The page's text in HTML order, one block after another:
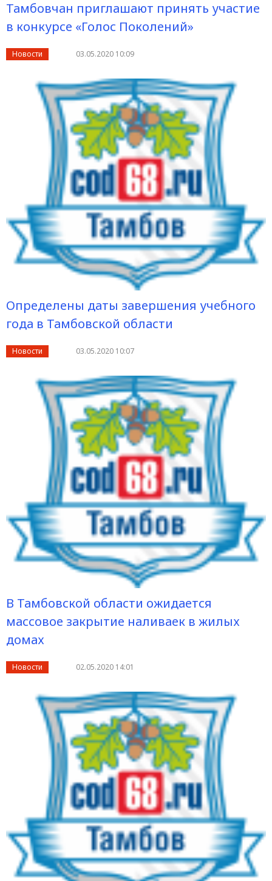
Тамбовчан приглашают принять участие
в конкурсе «Голос Поколений»
Новости 03.05.2020 10:09
Определены даты завершения учебного
года в Тамбовской области
Новости 03.05.2020 10:07
В Тамбовской области ожидается
массовое закрытие наливаек в жилых
домах
Новости 02.05.2020 14:01